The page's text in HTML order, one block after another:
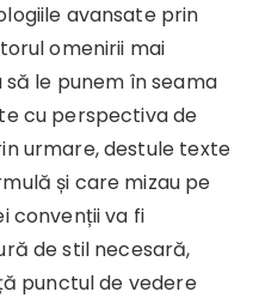
avansate prin
omenirii mai
le punem în seama
cu perspectiva de
urmare, destule texte
și care mizau pe
convenții va fi
de stil necesară,
punctul de vedere